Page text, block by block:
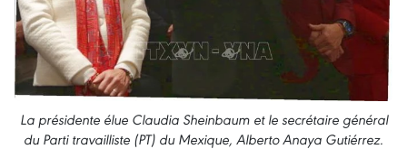
La présidente élue Claudia Sheinbaum et le secrétaire général
du Parti travailliste (PT) du Mexique, Alberto Anaya Gutiérrez.